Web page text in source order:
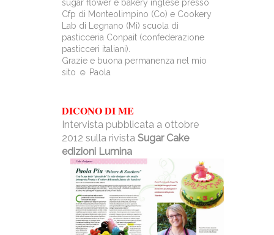
sugar flower e bakery inglese presso
Cfp di Monteolimpino (Co) e Cookery
Lab di Legnano (Mi) scuola di
pasticceria Conpait (confederazione
pasticceri italiani).
Grazie e buona permanenza nel mio
sito ☺ Paola
DICONO DI ME
Intervista pubblicata a ottobre
2012 sulla rivista Sugar Cake
edizioni Lumina